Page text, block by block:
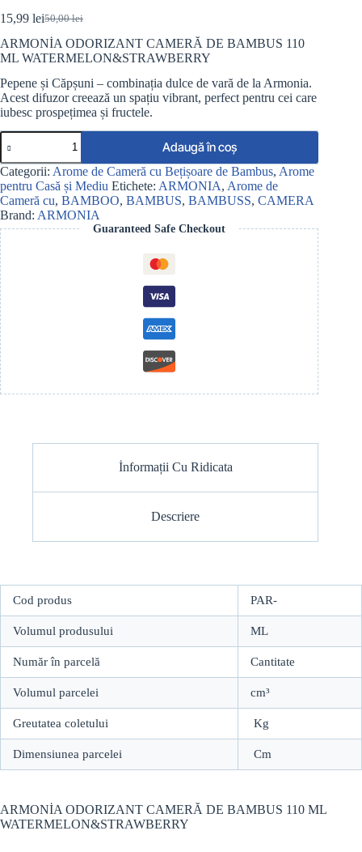
50,00lei
Prețul
inițial
a
50,00 lei.
15,99 leiPrețul
curent
este:
ARMONİA ODORIZANT CAMERĂ DE BAMBUS 110
ML WATERMELON&STRAWBERRY
Pepene și Căpșuni – combinația dulce de vară de la Armonia.
Acest difuzor creează un spațiu vibrant, perfect pentru cei care
iubesc prospețimea și fructele.
Cantitate
ARMONİA
ODORIZANT
CAMERĂ
DE
BAMBUS
110
ML
WATERMELON&STRAWBERRY
Adaugă în coș
Categorii: Arome de Cameră cu Bețișoare de Bambus, Arome
pentru Casă și Mediu Etichete: ARMONIA, Arome de
Cameră cu, BAMBOO, BAMBUS, BAMBUSS, CAMERA
Brand: ARMONIA
Guaranteed Safe Checkout
İnformații Cu Ridicata
Descriere
Cod produs PAR-
Volumul produsului ML
Număr în parcelă Cantitate
Volumul parcelei cm³
Greutatea coletului Kg
Dimensiunea parcelei Cm
ARMONİA ODORIZANT CAMERĂ DE BAMBUS 110 ML
WATERMELON&STRAWBERRY